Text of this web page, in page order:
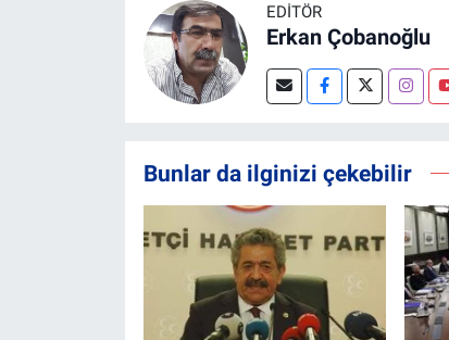
EDITÖR
Erkan Çobanoğlu
Bunlar da ilginizi çekebilir